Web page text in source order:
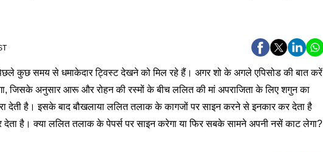
पिछले कुछ समय से धमाकेदार ट्विस्ट देखने को मिल रहे हैं। अगर शो के अगले एपिसोड की बात करें
जिसके अनुसार आरू और रोहन की रस्मों के बीच ललित की मां अपराजिता के लिए शगुन का
देती है। इसके बाद बौखलाया ललित तलाक के कागजों पर साइन करने से इनकार कर देता है
है। क्या ललित तलाक के पेपर्स पर साइन करेगा या फिर सबके सामने अपनी नसें काट लेगा?